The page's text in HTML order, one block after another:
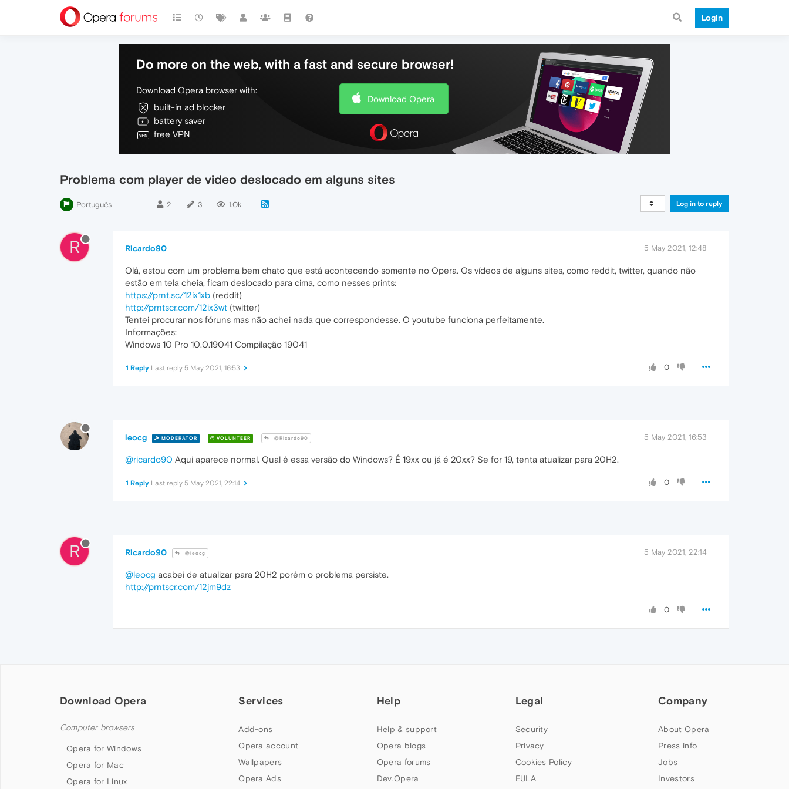
Login
Do more on the web, with a fast and secure browser!
Download Opera browser with:
built-in ad blocker
battery saver
free VPN
Download Opera
Problema com player de video deslocado em alguns sites
Português 2 3 1.0k Log in to reply
R Ricardo90 5 May 2021, 12:48
Olá, estou com um problema bem chato que está acontecendo somente no Opera. Os vídeos de alguns sites, como reddit, twitter, quando não
estão em tela cheia, ficam deslocado para cima, como nesses prints:
https://prnt.sc/12ix1xb (reddit)
http://prntscr.com/12ix3wt (twitter)
Tentei procurar nos fóruns mas não achei nada que correspondesse. O youtube funciona perfeitamente.
Informações:
Windows 10 Pro 10.0.19041 Compilação 19041
0
1 Reply Last reply 5 May 2021, 16:53
leocg MODERATOR VOLUNTEER @Ricardo90 5 May 2021, 16:53
@ricardo90 Aqui aparece normal. Qual é essa versão do Windows? É 19xx ou já é 20xx? Se for 19, tenta atualizar para 20H2.
0
1 Reply Last reply 5 May 2021, 22:14
R Ricardo90 @leocg 5 May 2021, 22:14
@leocg acabei de atualizar para 20H2 porém o problema persiste.
http://prntscr.com/12jm9dz
0
Download Opera
Computer browsers
Opera for Windows
Opera for Mac
Opera for Linux
Services
Add-ons
Opera account
Wallpapers
Opera Ads
Help
Help & support
Opera blogs
Opera forums
Dev.Opera
Legal
Security
Privacy
Cookies Policy
EULA
Company
About Opera
Press info
Jobs
Investors